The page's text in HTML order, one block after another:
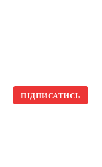
ПІДПИСАТИСЬ